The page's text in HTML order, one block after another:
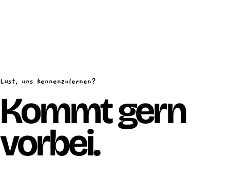
Lust, uns kennenzulernen?
Kommt gern
vorbei.